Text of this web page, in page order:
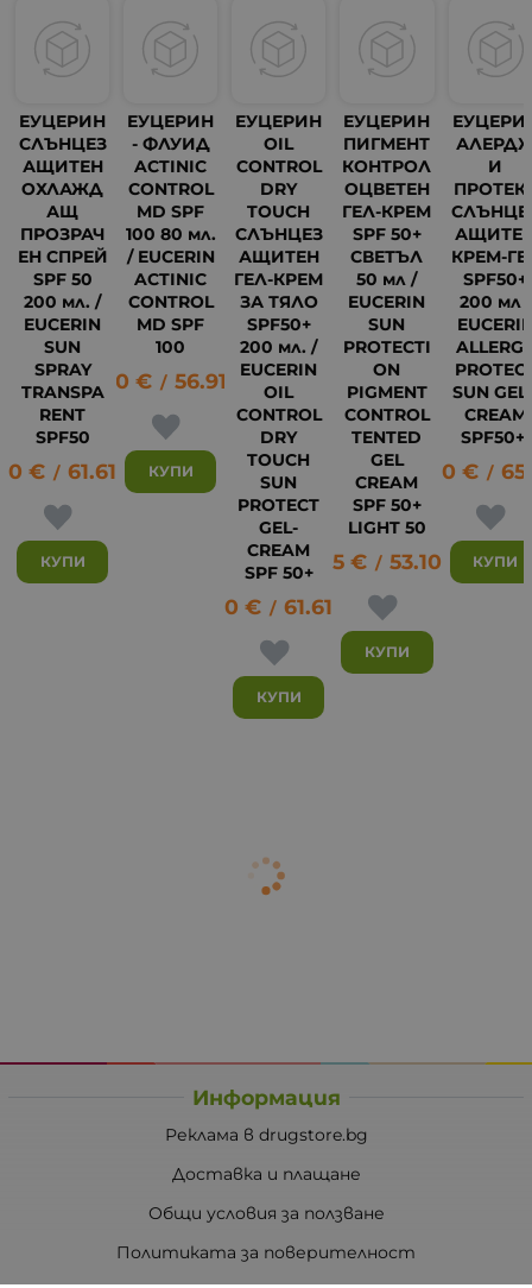
ЕУЦЕРИН
СЛЪНЦЕЗ
АЩИТЕН
ОХЛАЖД
АЩ
ПРОЗРАЧ
ЕН СПРЕЙ
SPF 50
200 мл. /
EUCERIN
SUN
SPRAY
TRANSPA
RENT
SPF50
€ / 61.61 лв.
КУПИ
ЕУЦЕРИН
- ФЛУИД
ACTINIC
CONTROL
MD SPF
100 80 мл.
/ EUCERIN
ACTINIC
CONTROL
MD SPF
100
29.10 € / 56.91 лв.
КУПИ
ЕУЦЕРИН
OIL
CONTROL
DRY
TOUCH
СЛЪНЦЕЗ
АЩИТЕН
ГЕЛ-КРЕМ
ЗА ТЯЛО
SPF50+
200 мл. /
EUCERIN
OIL
CONTROL
DRY
TOUCH
SUN
PROTECT
GEL-
CREAM
SPF 50+
31.50 € / 61.61 лв.
КУПИ
ЕУЦЕРИН
ПИГМЕНТ
КОНТРОЛ
ОЦВЕТЕН
ГЕЛ-КРЕМ
SPF 50+
СВЕТЪЛ
50 мл /
EUCERIN
SUN
PROTECTI
ON
PIGMENT
CONTROL
TENTED
GEL
CREAM
SPF 50+
LIGHT 50
27.15 € / 53.10 лв.
КУПИ
И
КРЕМ-
SPF50+
200 мл /
SUN GEL
CREAM
SPF50+
33.30 € /
КУПИ
Информация
Реклама в drugstore.bg
Доставка и плащане
Общи условия за ползване
Политиката за поверителност